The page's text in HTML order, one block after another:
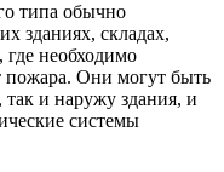
типа обычно
зданиях, складах,
где необходимо
пожара. Они могут быть
и наружу здания, и
системы